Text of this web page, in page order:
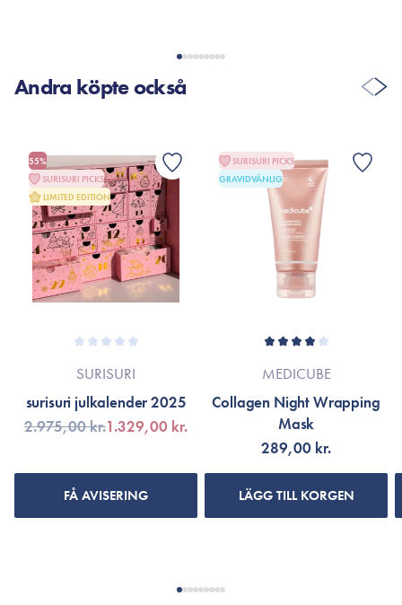
Andra köpte också
55%
SURISURI PICKS
LIMITED EDITION
SURISURI
surisuri julkalender 2025
2.975,00 kr.1.329,00 kr.
FÅ AVISERING
SURISURI PICKS
GRAVIDVÄNLIG
MEDICUBE
Collagen Night Wrapping
Mask
289,00 kr.
LÄGG TILL KORGEN